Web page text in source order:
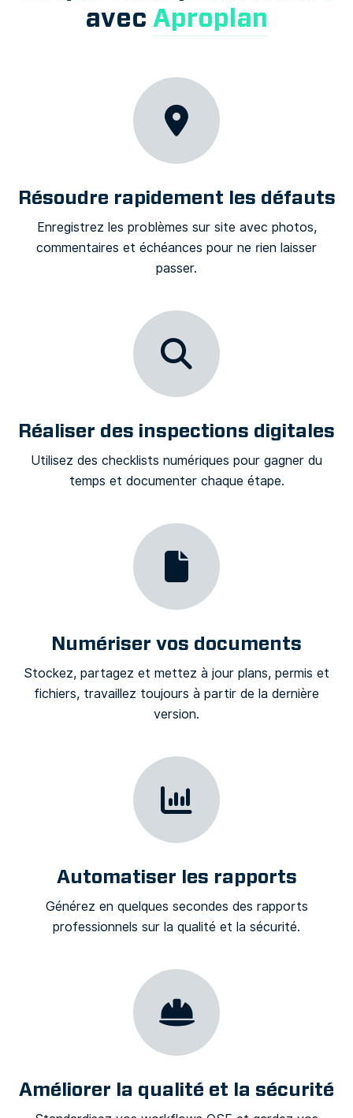
avec Aproplan
Résoudre rapidement les défauts
Enregistrez les problèmes sur site avec photos,
commentaires et échéances pour ne rien laisser
passer.
Réaliser des inspections digitales
Utilisez des checklists numériques pour gagner du
temps et documenter chaque étape.
Numériser vos documents
Stockez, partagez et mettez à jour plans, permis et
fichiers, travaillez toujours à partir de la dernière
version.
Automatiser les rapports
Générez en quelques secondes des rapports
professionnels sur la qualité et la sécurité.
Améliorer la qualité et la sécurité